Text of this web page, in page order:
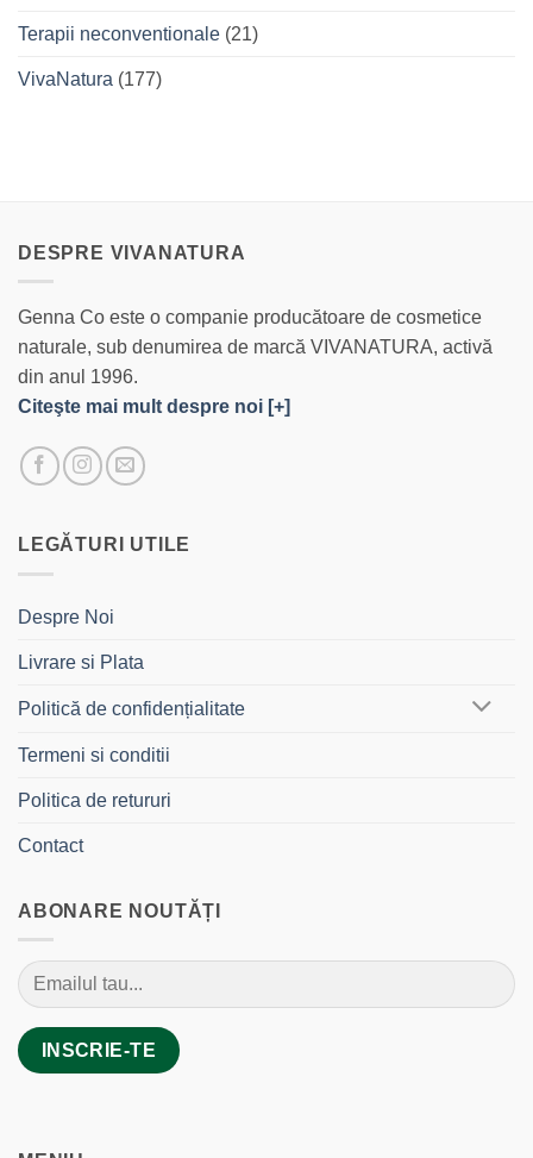
Terapii neconventionale (21)
VivaNatura (177)
DESPRE VIVANATURA
Genna Co este o companie producătoare de cosmetice
naturale, sub denumirea de marcă VIVANATURA, activă
din anul 1996.
Citeşte mai mult despre noi [+]
LEGĂTURI UTILE
Despre Noi
Livrare si Plata
Politică de confidențialitate
Termeni si conditii
Politica de retururi
Contact
ABONARE NOUTĂȚI